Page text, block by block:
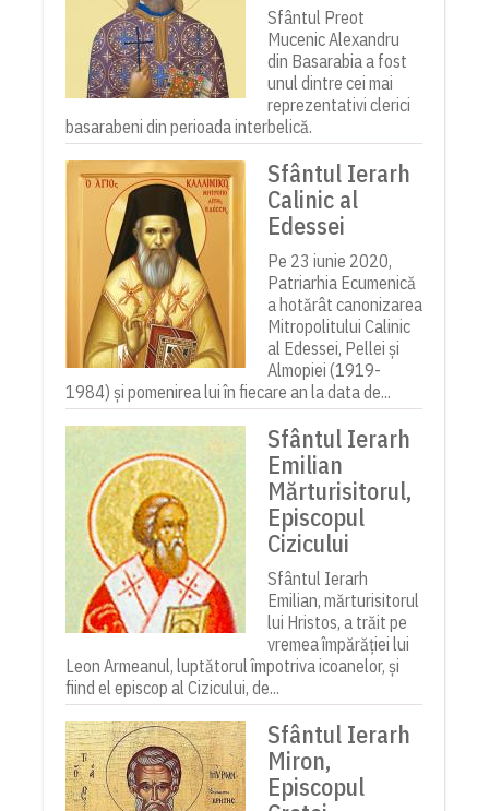
Sfântul Preot
Mucenic Alexandru
din Basarabia a fost
unul dintre cei mai
reprezentativi clerici
basarabeni din perioada interbelică.
Sfântul Ierarh
Calinic al
Edessei
Pe 23 iunie 2020,
Patriarhia Ecumenică
a hotărât canonizarea
Mitropolitului Calinic
al Edessei, Pellei și
Almopiei (1919-
1984) și pomenirea lui în fiecare an la data de...
Sfântul Ierarh
Emilian
Mărturisitorul,
Episcopul
Cizicului
Sfântul Ierarh
Emilian, mărturisitorul
lui Hristos, a trăit pe
vremea împărăției lui
Leon Armeanul, luptătorul împotriva icoanelor, și
fiind el episcop al Cizicului, de...
Sfântul Ierarh
Miron,
Episcopul